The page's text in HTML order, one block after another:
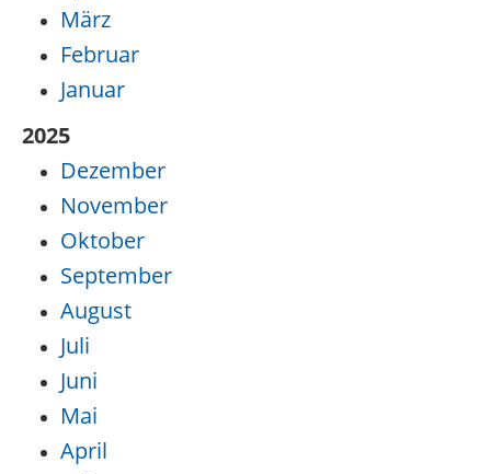
März
Februar
Januar
2025
Dezember
November
Oktober
September
August
Juli
Juni
Mai
April